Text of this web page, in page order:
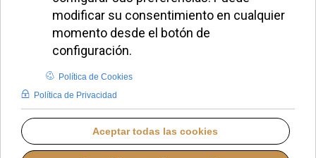
desaparecido en un
estado mexicano
violento
REDACCIÓN
RESUMEN DE PRENSA SEMANAL